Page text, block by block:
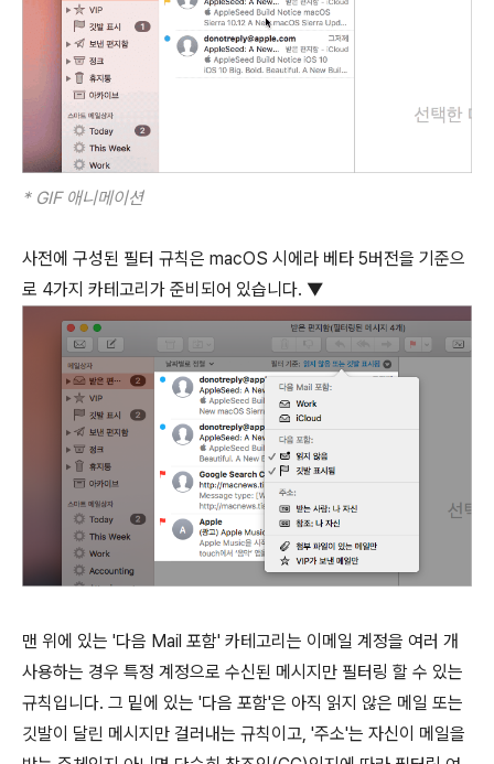
* GIF 애니메이션
사전에 구성된 필터 규칙은 macOS 시에라 베타 5버전을 기준으
로 4가지 카테고리가 준비되어 있습니다. ▼
맨 위에 있는 '다음 Mail 포함' 카테고리는 이메일 계정을 여러 개
사용하는 경우 특정 계정으로 수신된 메시지만 필터링 할 수 있는
규칙입니다. 그 밑에 있는 '다음 포함'은 아직 읽지 않은 메일 또는
깃발이 달린 메시지만 걸러내는 규칙이고, '주소'는 자신이 메일을